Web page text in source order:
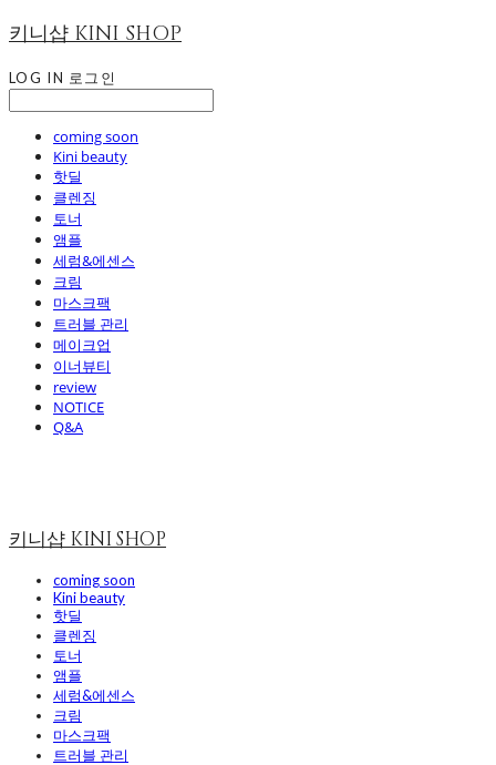
키니샵 KINI SHOP
LOG IN 로그인
coming soon
Kini beauty
핫딜
클렌징
토너
앰플
세럼&에센스
크림
마스크팩
트러블 관리
메이크업
이너뷰티
review
NOTICE
Q&A
키니샵 KINI SHOP
coming soon
Kini beauty
핫딜
클렌징
토너
앰플
세럼&에센스
크림
마스크팩
트러블 관리